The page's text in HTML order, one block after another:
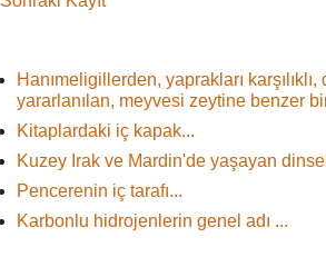
Hanımeligillerden, yaprakları
yararlanılan, meyvesi zeytine benzer
Kitaplardaki iç kapak...
Kuzey Irak ve Mardin'de yaşayan
Pencerenin iç tarafı...
Karbonlu hidrojenlerin genel adı ...